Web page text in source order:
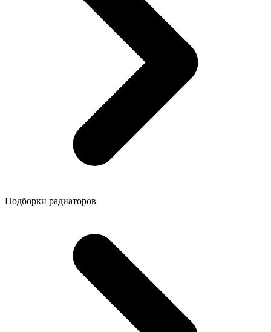
Подборки радиаторов